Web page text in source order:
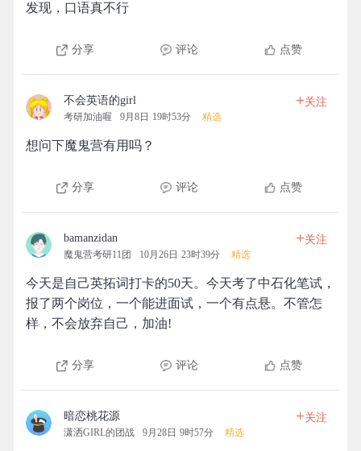
发现，口语真不行
分享 评论 点赞
不会英语的girl
考研加油喔 9月8日 19时53分 精选
+关注
想问下魔鬼营有用吗？
分享 评论 点赞
bamanzidan
魔鬼营考研11团 10月26日 23时39分 精选
+关注
今天是自己英拓词打卡的50天。今天考了中石化笔试，
报了两个岗位，一个能进面试，一个有点悬。不管怎
样，不会放弃自己，加油!
分享 评论 点赞
暗恋桃花源
潇洒GIRL的团战 9月28日 9时57分 精选
+关注